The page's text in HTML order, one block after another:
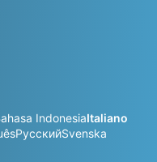
IndonesiaItaliano
РусскийSvenska